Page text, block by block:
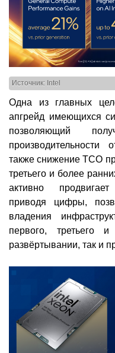
Источник: Intel
Одна из главных
апгрейд имеющихся
позволяющий
также снижение TCO
третьего и более
активно
приводя цифры,
владения
первого, третьего
развёртывании, так и